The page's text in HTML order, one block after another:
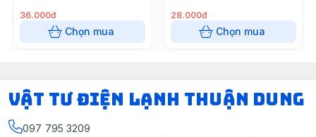
36.000đ
Chọn mua
28.000đ
Chọn mua
VẬT TƯ ĐIỆN LẠNH THUẬN DUNG
097 795 3209